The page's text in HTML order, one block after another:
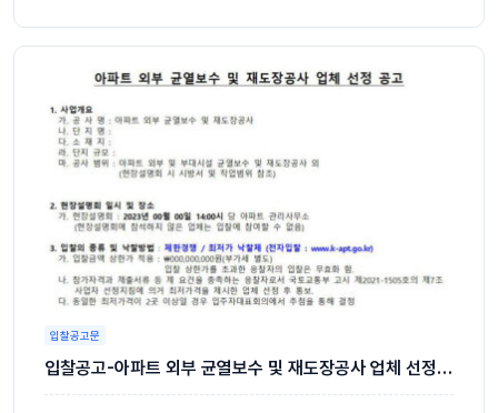
입찰공고문
입찰공고-아파트 외부 균열보수 및 재도장공사 업체 선정
공고